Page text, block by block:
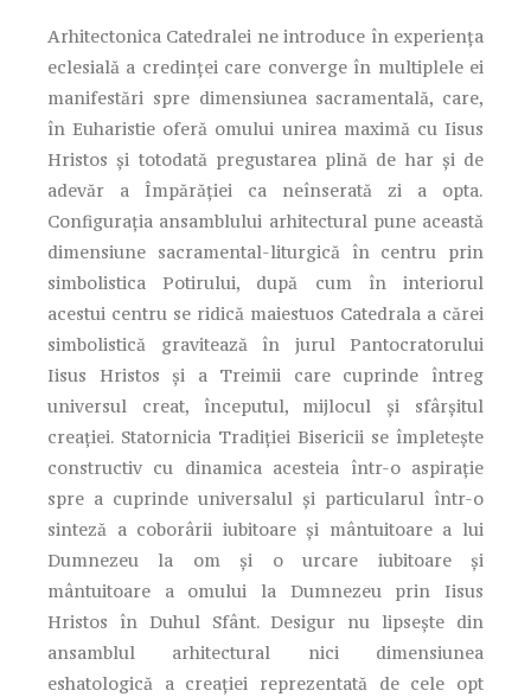
Arhitectonica Catedralei ne introduce în experienţa
eclesială a credinţei care converge în multiplele ei
manifestări spre dimensiunea sacramentală, care,
în Euharistie oferă omului unirea maximă cu Iisus
Hristos şi totodată pregustarea plină de har şi de
adevăr a Împărăţiei ca neînserată zi a opta.
Configuraţia ansamblului arhitectural pune această
dimensiune sacramental-liturgică în centru prin
simbolistica Potirului, după cum în interiorul
acestui centru se ridică maiestuos Catedrala a cărei
simbolistică gravitează în jurul Pantocratorului
Iisus Hristos şi a Treimii care cuprinde întreg
universul creat, începutul, mijlocul şi sfârşitul
creaţiei. Statornicia Tradiţiei Bisericii se împleteşte
constructiv cu dinamica acesteia într-o aspiraţie
spre a cuprinde universalul şi particularul într-o
sinteză a coborârii iubitoare şi mântuitoare a lui
Dumnezeu la om şi o urcare iubitoare şi
mântuitoare a omului la Dumnezeu prin Iisus
Hristos în Duhul Sfânt. Desigur nu lipseşte din
ansamblul arhitectural nici dimensiunea
eshatologică a creaţiei reprezentată de cele opt